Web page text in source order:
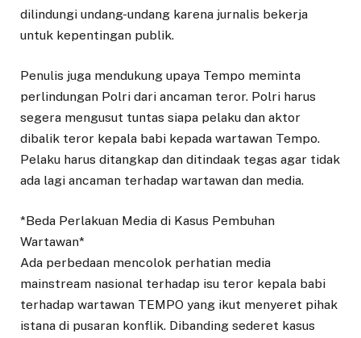
dilindungi undang-undang karena jurnalis bekerja
untuk kepentingan publik.
Penulis juga mendukung upaya Tempo meminta
perlindungan Polri dari ancaman teror. Polri harus
segera mengusut tuntas siapa pelaku dan aktor
dibalik teror kepala babi kepada wartawan Tempo.
Pelaku harus ditangkap dan ditindaak tegas agar tidak
ada lagi ancaman terhadap wartawan dan media.
*Beda Perlakuan Media di Kasus Pembuhan
Wartawan*
Ada perbedaan mencolok perhatian media
mainstream nasional terhadap isu teror kepala babi
terhadap wartawan TEMPO yang ikut menyeret pihak
istana di pusaran konflik. Dibanding sederet kasus